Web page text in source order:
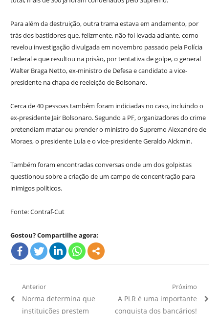
Para além da destruição, outra trama estava em andamento, por
trás dos bastidores que, felizmente, não foi levada adiante, como
revelou investigação divulgada em novembro passado pela Polícia
Federal e que resultou na prisão, por tentativa de golpe, o general
Walter Braga Netto, ex-ministro de Defesa e candidato a vice-
presidente na chapa de reeleição de Bolsonaro.
Cerca de 40 pessoas também foram indiciadas no caso, incluindo o
ex-presidente Jair Bolsonaro. Segundo a PF, organizadores do crime
pretendiam matar ou prender o ministro do Supremo Alexandre de
Moraes, o presidente Lula e o vice-presidente Geraldo Alckmin.
Também foram encontradas conversas onde um dos golpistas
questionou sobre a criação de um campo de concentração para
inimigos políticos.
Fonte: Contraf-Cut
Gostou? Compartilhe agora:
Navegação
de
Anterior
Artigo
Anterior:
Norma determina que
instituições prestem
Próximo
Próximo
Artigo:
A PLR é uma importante
conquista dos bancários!